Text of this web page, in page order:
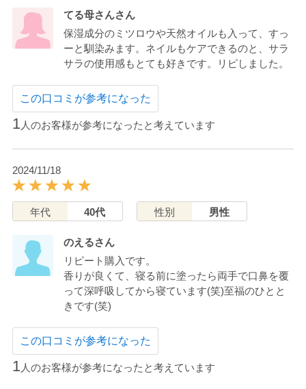
てる母さんさん
保湿成分のミツロウや天然オイルも入って、すっ
ーと馴染みます。ネイルもケアできるのと、サラ
サラの使用感もとても好きです。リピしました。
この口コミが参考になった
1 人のお客様が参考になったと考えています
2024/11/18
年代 40代 性別 男性
のえるさん
リピート購入です。
香りが良くて、寝る前に塗ったら両手で口鼻を覆
って深呼吸してから寝ています(笑)至福のひとと
きです(笑)
この口コミが参考になった
1 人のお客様が参考になったと考えています